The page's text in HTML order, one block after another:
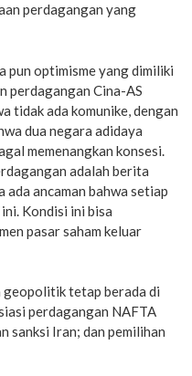
perdagangan yang
pun optimisme yang dimiliki
perdagangan Cina-AS
tidak ada komunike, dengan
dua negara adidaya
memenangkan konsesi.
adalah berita
ancaman bahwa setiap
Kondisi ini bisa
pasar saham keluar
geopolitik tetap berada di
perdagangan NAFTA
sanksi Iran; dan pemilihan